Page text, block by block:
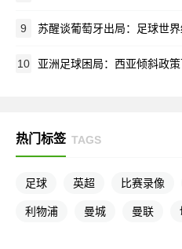
9 苏醒谈葡萄牙出局：足球世界
10 亚洲足球困局：西亚倾斜政
热门标签 TAGS
足球 英超 比赛录像
利物浦 曼城 曼联